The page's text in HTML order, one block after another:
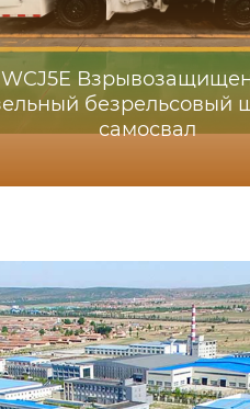
WCJ5E
безрельсовый
самосвал